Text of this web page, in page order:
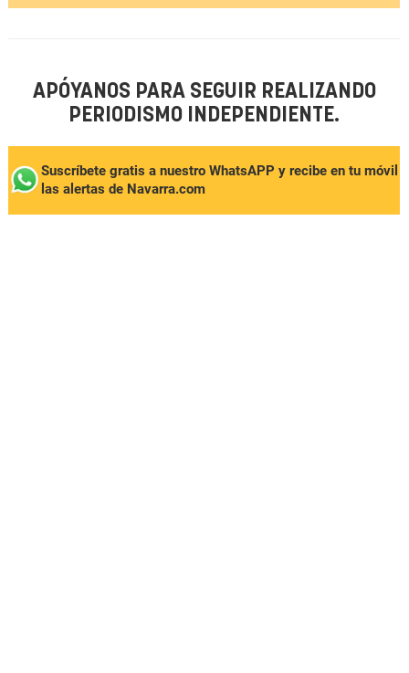
APÓYANOS PARA SEGUIR REALIZANDO
PERIODISMO INDEPENDIENTE.
Suscríbete gratis a nuestro WhatsAPP y recibe en tu móvil
las alertas de Navarra.com